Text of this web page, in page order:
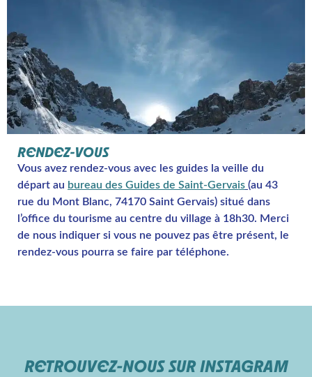
RENDEZ-VOUS
Vous avez rendez-vous avec les guides la veille du
départ au bureau des Guides de Saint-Gervais (au 43
rue du Mont Blanc, 74170 Saint Gervais) situé dans
l’office du tourisme au centre du village à 18h30. Merci
de nous indiquer si vous ne pouvez pas être présent, le
rendez-vous pourra se faire par téléphone.
RETROUVEZ-NOUS SUR INSTAGRAM